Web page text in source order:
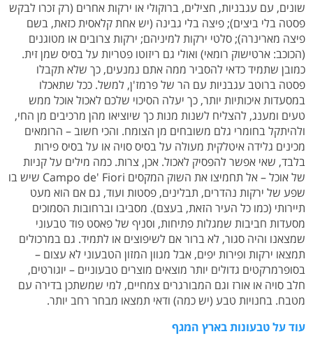
שונים, עם עגבניות, חצילים, ברוקולי או ירקות אחרים (רק זכרו לבקש
פסטה בלי ביצים); פיצה בלי גבינה (יש אחת קלאסית כזאת, בשם
פיצה מארינרה); סלטי ירקות למיניהם; ירקות צרובים או מטוגנים
(הכוכב: ארטישוק רומאי) ואולי גם ריזוטו פטריות על בסיס שמן זית.
כמובן שתמיד כדאי להסביר ממה אתם נמנעים, כך שלא תקבלו
פסטה ברוטב עגבניות עם הר של פרמז'ן, למשל. ככל שתאכלו
במסעדות איכותיות יותר, כך יעלה הסיכוי שלכם לאכול אוכל ממש
טעים ומענג, להצליח לשנות מנות כך שיוציאו מהן מרכיבים מן החי,
ולהיתקל בחומרי גלם משובחים מן הצומח. והכי חשוב – הרומאים
מכינים גלידה איטלקית מעולה על בסיס סויה או על בסיס פירות
בלבד, שאי אפשר להפסיק לאכול. אכן, צרות. כמה מילים על קניות
של אוכל – אל תחמיצו את השוק המקסים Campo de' Fiori שיש בו
שפע של ירקות נהדרים, תבלינים, פסטות ועוד, גם אם הוא מעט
תיירותי (כמו כל העיר הזאת, בעצם). מסביבו וברחובות הסמוכים
מסעדות חביבות שמגלות פתיחות, וסניף של פאסט פוד טבעוני
שמצאנו והיה סגור, לא ברור אם לשיפוצים או לתמיד. גם במרכולים
תמצאו ירקות ופירות יפים, אבל מגוון המזון הטבעוני לא עצום –
בסופרמרקטים גדולים יותר מוצאים מוצרים טבעוניים – יוגורטים,
חלב סויה או אורז וגם המבורגרים צמחיים, למי שמשתכן בדירה עם
מטבח. בחנויות טבע (יש כמה) ודאי תמצאו מבחר רחב יותר.
עוד על טבעונות בארץ המגף